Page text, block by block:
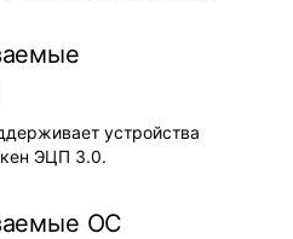
устройства
ЭЦП 3.0.
ОС